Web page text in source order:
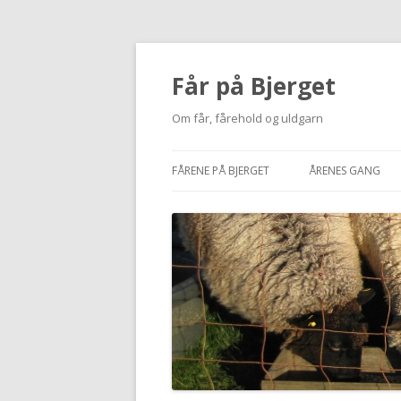
Får på Bjerget
Om får, fårehold og uldgarn
FÅRENE PÅ BJERGET
VIGDÍS
MI
NUUK
BUTTERFREE
ÅRENES GANG
2011
2012
2013
2014
2015